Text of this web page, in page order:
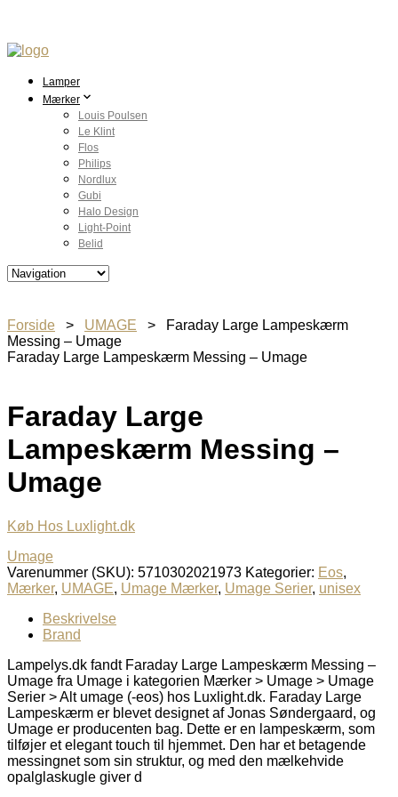
Lamper
Mærker
Louis Poulsen
Le Klint
Flos
Philips
Nordlux
Gubi
Halo Design
Light-Point
Belid
Forside > UMAGE > Faraday Large Lampeskærm
Messing – Umage
Faraday Large Lampeskærm Messing – Umage
Faraday Large
Lampeskærm Messing –
Umage
Køb Hos Luxlight.dk
Umage
Varenummer (SKU): 5710302021973 Kategorier: Eos,
Mærker, UMAGE, Umage Mærker, Umage Serier, unisex
Beskrivelse
Brand
Lampelys.dk fandt Faraday Large Lampeskærm Messing –
Umage fra Umage i kategorien Mærker > Umage > Umage
Serier > Alt umage (-eos) hos Luxlight.dk. Faraday Large
Lampeskærm er blevet designet af Jonas Søndergaard, og
Umage er producenten bag. Dette er en lampeskærm, som
tilføjer et elegant touch til hjemmet. Den har et betagende
messingnet som sin struktur, og med den mælkehvide
opalglaskugle giver d